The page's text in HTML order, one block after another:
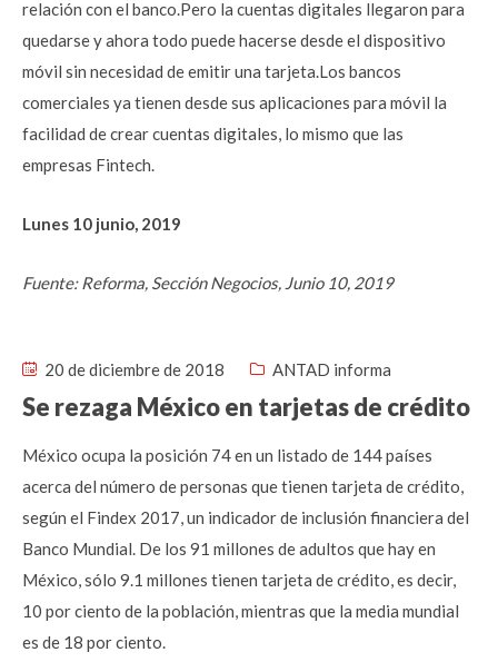
relación con el banco.Pero la cuentas digitales llegaron para
quedarse y ahora todo puede hacerse desde el dispositivo
móvil sin necesidad de emitir una tarjeta.Los bancos
comerciales ya tienen desde sus aplicaciones para móvil la
facilidad de crear cuentas digitales, lo mismo que las
empresas Fintech.
Lunes 10 junio, 2019
Fuente: Reforma, Sección Negocios, Junio 10, 2019
20 de diciembre de 2018 ANTAD informa
Se rezaga México en tarjetas de crédito
México ocupa la posición 74 en un listado de 144 países
acerca del número de personas que tienen tarjeta de crédito,
según el Findex 2017, un indicador de inclusión financiera del
Banco Mundial. De los 91 millones de adultos que hay en
México, sólo 9.1 millones tienen tarjeta de crédito, es decir,
10 por ciento de la población, mientras que la media mundial
es de 18 por ciento.